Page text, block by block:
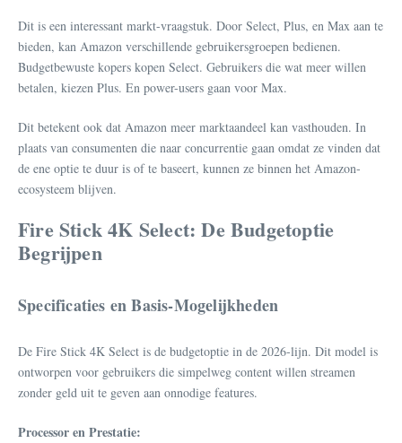
Dit is een interessant markt-vraagstuk. Door Select, Plus, en Max aan te
bieden, kan Amazon verschillende gebruikersgroepen bedienen.
Budgetbewuste kopers kopen Select. Gebruikers die wat meer willen
betalen, kiezen Plus. En power-users gaan voor Max.
Dit betekent ook dat Amazon meer marktaandeel kan vasthouden. In
plaats van consumenten die naar concurrentie gaan omdat ze vinden dat
de ene optie te duur is of te baseert, kunnen ze binnen het Amazon-
ecosysteem blijven.
Fire Stick 4K Select: De Budgetoptie
Begrijpen
Specificaties en Basis-Mogelijkheden
De Fire Stick 4K Select is de budgetoptie in de 2026-lijn. Dit model is
ontworpen voor gebruikers die simpelweg content willen streamen
zonder geld uit te geven aan onnodige features.
Processor en Prestatie: